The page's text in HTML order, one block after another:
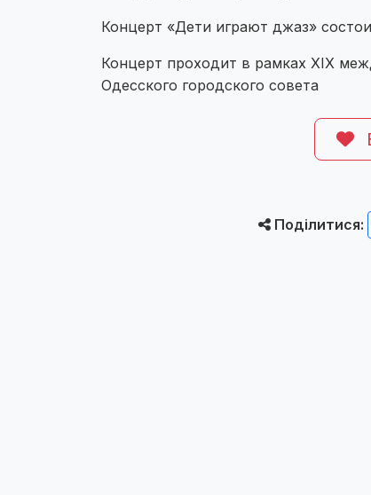
Концерт «Дети играют джаз»
Концерт проходит в рамках XIX
Одесского городского совета
Поділитися: